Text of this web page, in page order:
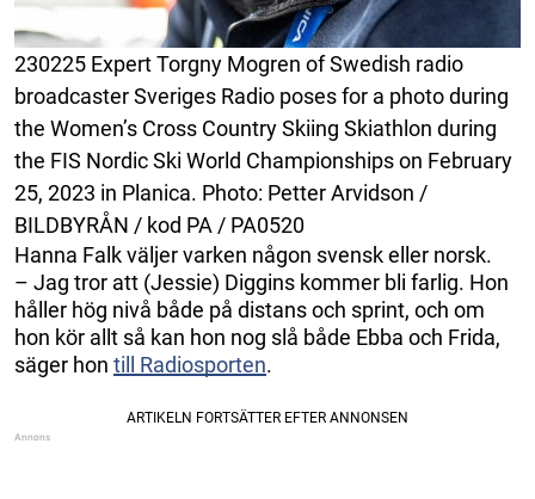
230225 Expert Torgny Mogren of Swedish radio
broadcaster Sveriges Radio poses for a photo during
the Women’s Cross Country Skiing Skiathlon during
the FIS Nordic Ski World Championships on February
25, 2023 in Planica. Photo: Petter Arvidson /
BILDBYRÅN / kod PA / PA0520
Hanna Falk väljer varken någon svensk eller norsk.
– Jag tror att (Jessie) Diggins kommer bli farlig. Hon
håller hög nivå både på distans och sprint, och om
hon kör allt så kan hon nog slå både Ebba och Frida,
säger hon till Radiosporten.